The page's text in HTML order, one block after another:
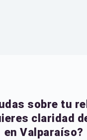
sobre tu
claridad
en Valparaíso?